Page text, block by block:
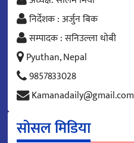
निर्देशक : अर्जुन बिक
सम्पादक : सनिउल्ला धोबी
Pyuthan, Nepal
9857833028
Kamanadaily@gmail.com
सोसल मिडिया